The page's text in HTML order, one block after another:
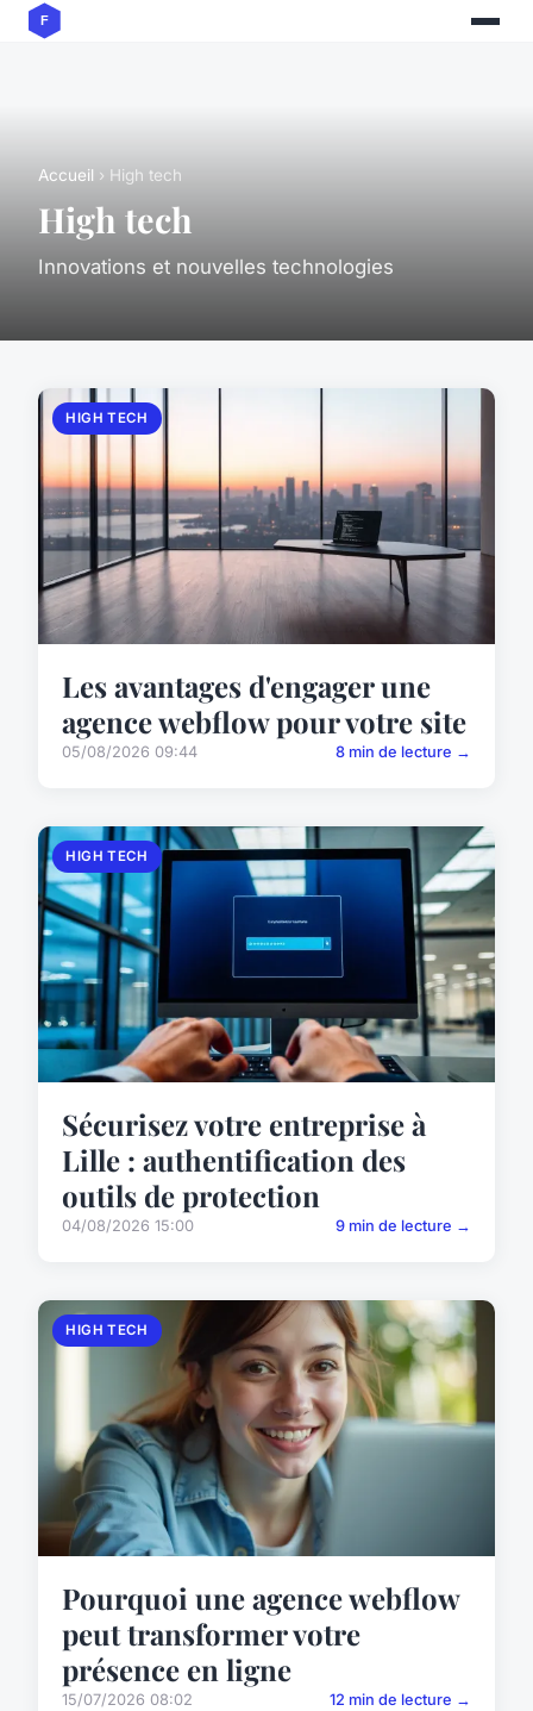
Accueil › High tech
High tech
Innovations et nouvelles technologies
HIGH TECH
Les avantages d'engager une
agence webflow pour votre site
05/08/2026 09:44 8 min de lecture →
HIGH TECH
Sécurisez votre entreprise à
Lille : authentification des
outils de protection
04/08/2026 15:00 9 min de lecture →
HIGH TECH
Pourquoi une agence webflow
peut transformer votre
présence en ligne
15/07/2026 08:02 12 min de lecture →